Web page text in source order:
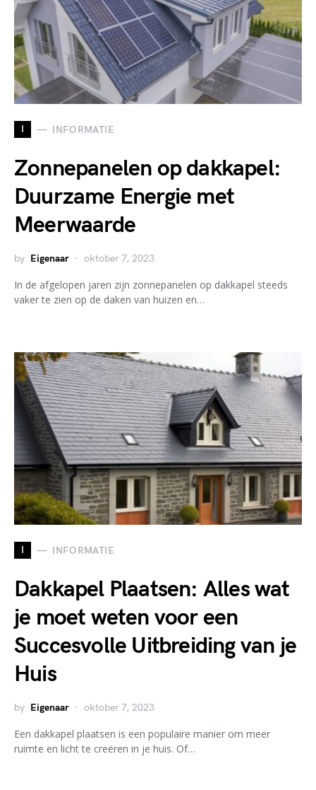
I INFORMATIE
Zonnepanelen op dakkapel:
Duurzame Energie met
Meerwaarde
by Eigenaar oktober 7, 2023
In de afgelopen jaren zijn zonnepanelen op dakkapel steeds
vaker te zien op de daken van huizen en…
I INFORMATIE
Dakkapel Plaatsen: Alles wat
je moet weten voor een
Succesvolle Uitbreiding van je
Huis
by Eigenaar oktober 7, 2023
Een dakkapel plaatsen is een populaire manier om meer
ruimte en licht te creëren in je huis. Of…